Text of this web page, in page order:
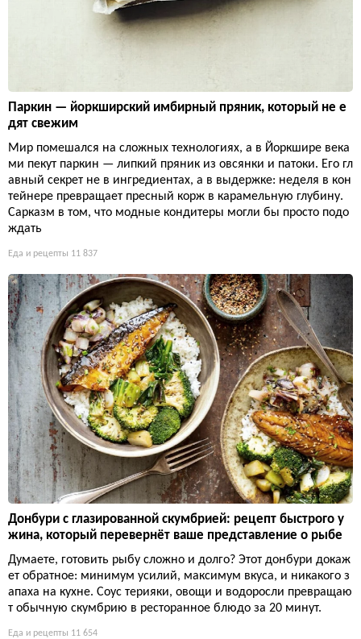
Паркин — йоркширский имбирный пряник, который не е
дят свежим
Мир помешался на сложных технологиях, а в Йоркшире века
ми пекут паркин — липкий пряник из овсянки и патоки. Его гл
авный секрет не в ингредиентах, а в выдержке: неделя в кон
тейнере превращает пресный корж в карамельную глубину.
Сарказм в том, что модные кондитеры могли бы просто подо
ждать
Еда и рецепты 11 837
Донбури с глазированной скумбрией: рецепт быстрого у
жина, который перевернёт ваше представление о рыбе
Думаете, готовить рыбу сложно и долго? Этот донбури докаж
ет обратное: минимум усилий, максимум вкуса, и никакого з
апаха на кухне. Соус терияки, овощи и водоросли превращаю
т обычную скумбрию в ресторанное блюдо за 20 минут.
Еда и рецепты 11 654